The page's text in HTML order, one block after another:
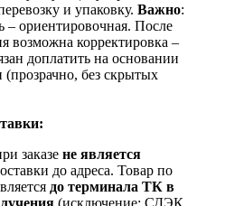
и упаковку. Важно:
– ориентировочная. После
возможна корректировка –
доплатить на основании
(прозрачно, без скрытых
заказе не является
до адреса. Товар по
до терминала ТК в